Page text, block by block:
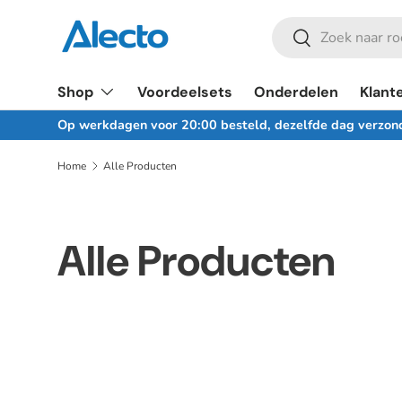
Ga naar inhoud Zoeken
Zoeken
Shop Voordeelsets Onderdelen
Op werkdagen voor 20:00 besteld, dezelfde dag
Home Alle Producten
Alle Producten